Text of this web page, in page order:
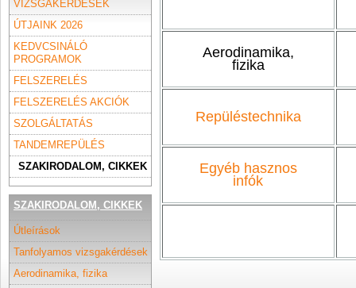
VIZSGAKÉRDÉSEK
ÚTJAINK 2026
KEDVCSINÁLÓ
PROGRAMOK
FELSZERELÉS
FELSZERELÉS AKCIÓK
SZOLGÁLTATÁS
TANDEMREPÜLÉS
SZAKIRODALOM, CIKKEK
SZAKIRODALOM, CIKKEK
Útleírások
Tanfolyamos vizsgakérdések
Aerodinamika, fizika
Aerodinamika,
fizika
Repüléstechnika
Egyéb hasznos
infók